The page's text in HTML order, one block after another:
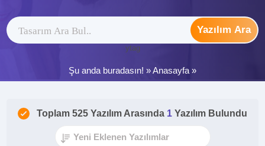
Yazılım Ara
ytag
Şu anda buradasın! »Anasayfa »
Toplam 525 Yazılım Arasında 1 Yazılım Bulundu